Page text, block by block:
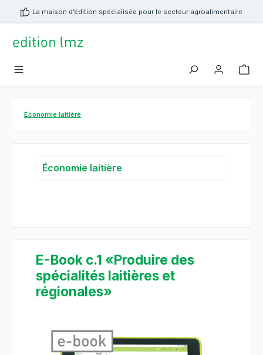
principal
La maison d’édition spécialisée pour le secteur agroalimentaire
Économie laitière
Économie laitière
E-Book c.1 «Produire des
spécialités laitières et
régionales»
Ignorer la galerie d'images